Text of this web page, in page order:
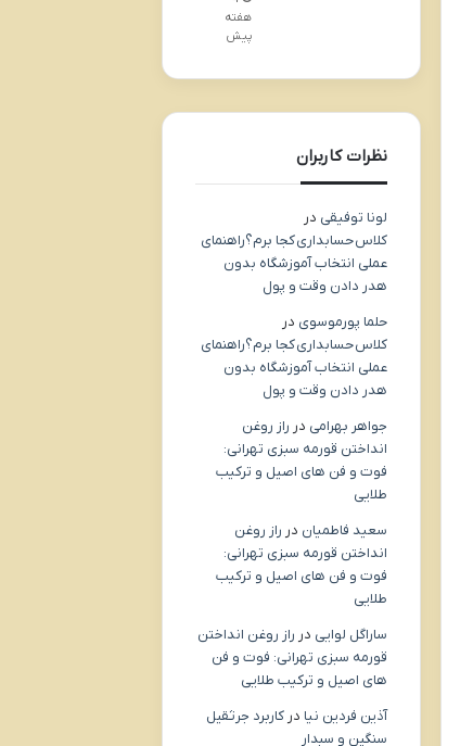
هفته
پیش
نظرات کاربران
لونا توفیقی در
کلاس حسابداری کجا برم؟راهنمای
عملی انتخاب آموزشگاه بدون
هدر دادن وقت و پول
حلما پورموسوی در
کلاس حسابداری کجا برم؟راهنمای
عملی انتخاب آموزشگاه بدون
هدر دادن وقت و پول
جواهر بهرامی در راز روغن
انداختن قورمه سبزی تهرانی:
فوت و فن های اصیل و ترکیب
طلایی
سعید فاطمیان در راز روغن
انداختن قورمه سبزی تهرانی:
فوت و فن های اصیل و ترکیب
طلایی
ساراگل لوایی در راز روغن انداختن
قورمه سبزی تهرانی: فوت و فن
های اصیل و ترکیب طلایی
آذین فردین نیا در کاربرد جرثقیل
سنگین و سبدار